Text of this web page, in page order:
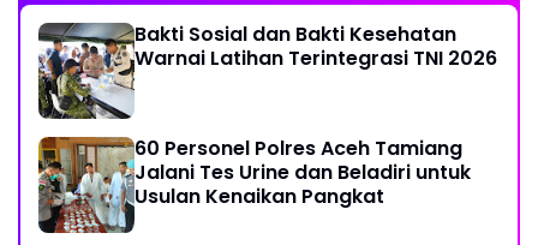
Bakti Sosial dan Bakti Kesehatan
Warnai Latihan Terintegrasi TNI 2026
60 Personel Polres Aceh Tamiang
Jalani Tes Urine dan Beladiri untuk
Usulan Kenaikan Pangkat